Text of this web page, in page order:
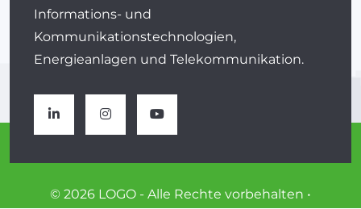
Informations- und
Kommunikationstechnologien,
Energieanlagen und Telekommunikation.
© 2026 LOGO - Alle Rechte vorbehalten •